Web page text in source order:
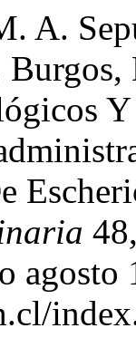
A.
agosto